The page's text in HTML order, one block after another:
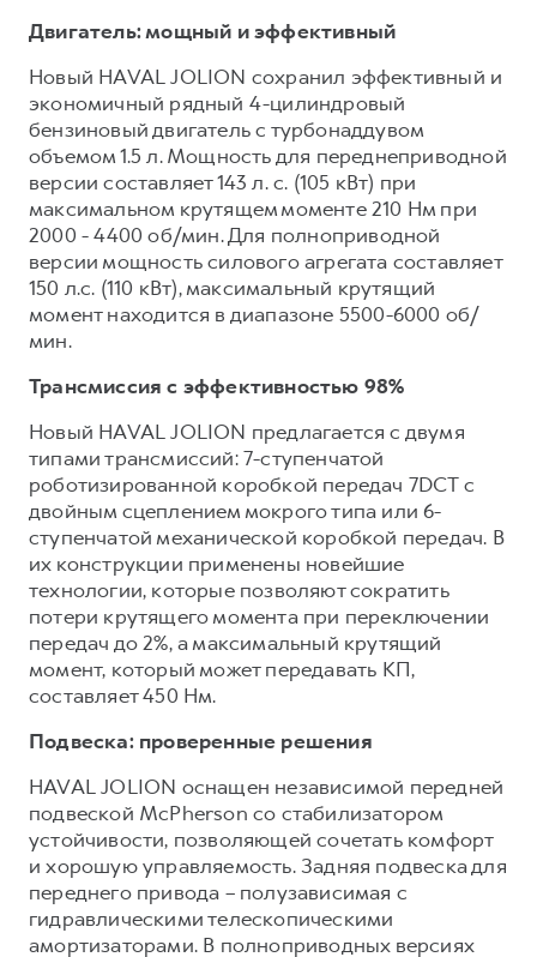
Двигатель: мощный и эффективный
Новый HAVAL JOLION сохранил эффективный и
экономичный рядный 4-цилиндровый
бензиновый двигатель с турбонаддувом
объемом 1.5 л. Мощность для переднеприводной
версии составляет 143 л. с. (105 кВт) при
максимальном крутящем моменте 210 Нм при
2000 - 4400 об/мин. Для полноприводной
версии мощность силового агрегата составляет
150 л.с. (110 кВт), максимальный крутящий
момент находится в диапазоне 5500-6000 об/
мин.
Трансмиссия с эффективностью 98%
Новый HAVAL JOLION предлагается с двумя
типами трансмиссий: 7-ступенчатой
роботизированной коробкой передач 7DCT с
двойным сцеплением мокрого типа или 6-
ступенчатой механической коробкой передач. В
их конструкции применены новейшие
технологии, которые позволяют сократить
потери крутящего момента при переключении
передач до 2%, а максимальный крутящий
момент, который может передавать КП,
составляет 450 Нм.
Подвеска: проверенные решения
HAVAL JOLION оснащен независимой передней
подвеской McPherson cо стабилизатором
устойчивости, позволяющей сочетать комфорт
и хорошую управляемость. Задняя подвеска для
переднего привода – полузависимая с
гидравлическими телескопическими
амортизаторами. В полноприводных версиях